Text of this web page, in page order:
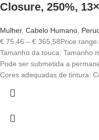
Closure, 250%,
Mulher, Cabelo Humano,
€ 75,46 – € 365,58Price
Tamanho da touca: Tamanho
Pode ser submetida a
Cores adequadas de tintura: